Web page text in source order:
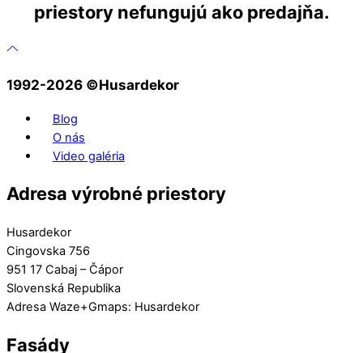
priestory nefungujú ako predajňa.
1992-2026 ©️Husardekor
Blog
O nás
Video galéria
Adresa výrobné priestory
Husardekor
Cingovska 756
951 17 Cabaj – Čápor
Slovenská Republika
Adresa Waze+Gmaps: Husardekor
Fasády